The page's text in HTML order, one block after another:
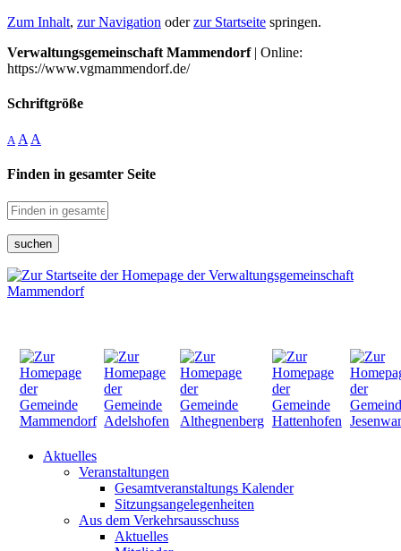
Zum Inhalt, zur Navigation oderzur Startseite springen.
Verwaltungsgemeinschaft Mammendorf| Online:
https://www.vgmammendorf.de/
Schriftgröße
A A A
Finden in gesamter Seite
suchen
Aktuelles
Veranstaltungen
Gesamtveranstaltungs Kalender
Sitzungsangelegenheiten
Aus dem Verkehrsausschuss
Aktuelles